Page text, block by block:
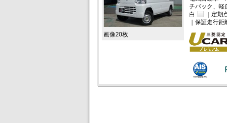
画像20枚
チバック、軽
白
｜定期
｜保証走行